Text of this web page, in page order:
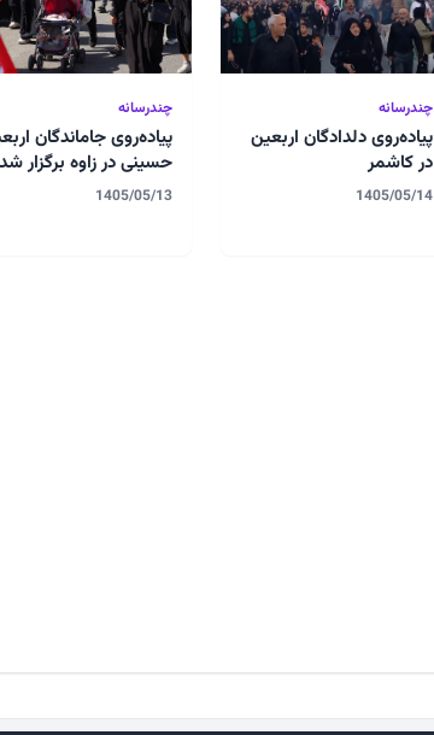
چندرسانه
پیاده‌روی دلدادگان اربعین
در کاشمر
1405/05/14
چندرسانه
پیاده‌روی جاماندگان
حسینی در زاوه برگزار شد
1405/05/13